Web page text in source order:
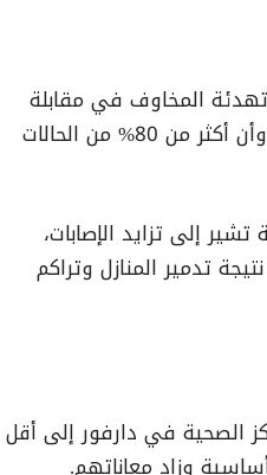
تهدئة المخاوف في مقابلة
مع الجزيرة نت، مؤكدًا أن معدل وفيات حمى الضنك منخفض جدًا وأن أكثر من 80% من الحالات
إلى تزايد الإصابات،
تدمير المنازل وتراكم
والمراكز الصحية في دارفور إلى أقل